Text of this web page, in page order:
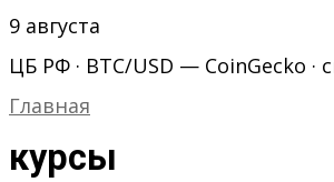
9 августа
ЦБ РФ · BTC/USD — CoinGecko ·
Главная
курсы